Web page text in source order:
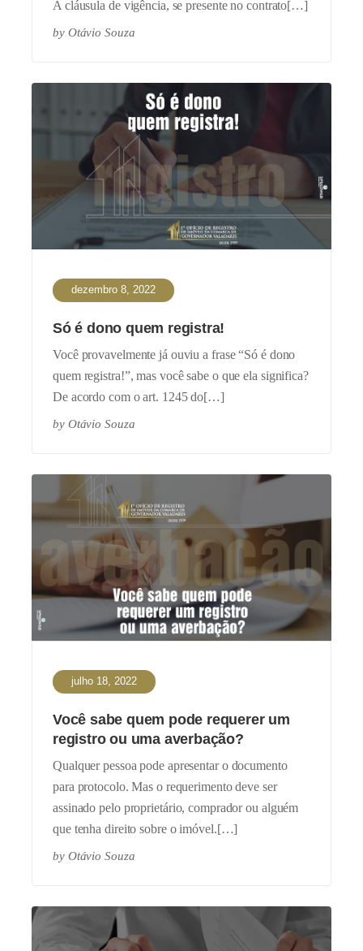
A cláusula de vigência, se presente no contrato[…]
by Otávio Souza
dezembro 8, 2022
Só é dono quem registra!
Você provavelmente já ouviu a frase “Só é dono
quem registra!”, mas você sabe o que ela significa?
De acordo com o art. 1245 do[…]
by Otávio Souza
julho 18, 2022
Você sabe quem pode requerer um
registro ou uma averbação?
Qualquer pessoa pode apresentar o documento
para protocolo. Mas o requerimento deve ser
assinado pelo proprietário, comprador ou alguém
que tenha direito sobre o imóvel.[…]
by Otávio Souza